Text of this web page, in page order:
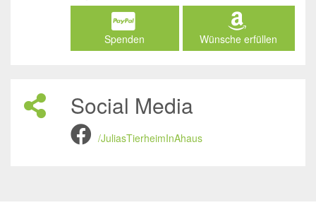
Spenden Wünsche erfüllen
Social Media
/JuliasTierheimInAhaus